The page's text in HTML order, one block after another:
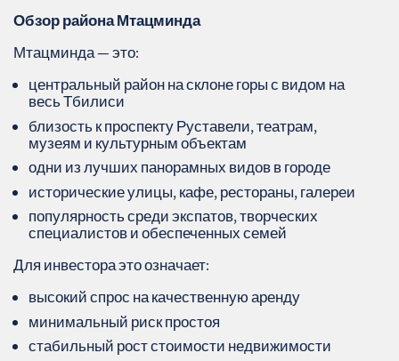
Обзор района Мтацминда
Мтацминда — это:
центральный район на склоне горы с видом на
весь Тбилиси
близость к проспекту Руставели, театрам,
музеям и культурным объектам
одни из лучших панорамных видов в городе
исторические улицы, кафе, рестораны, галереи
популярность среди экспатов, творческих
специалистов и обеспеченных семей
Для инвестора это означает:
высокий спрос на качественную аренду
минимальный риск простоя
стабильный рост стоимости недвижимости